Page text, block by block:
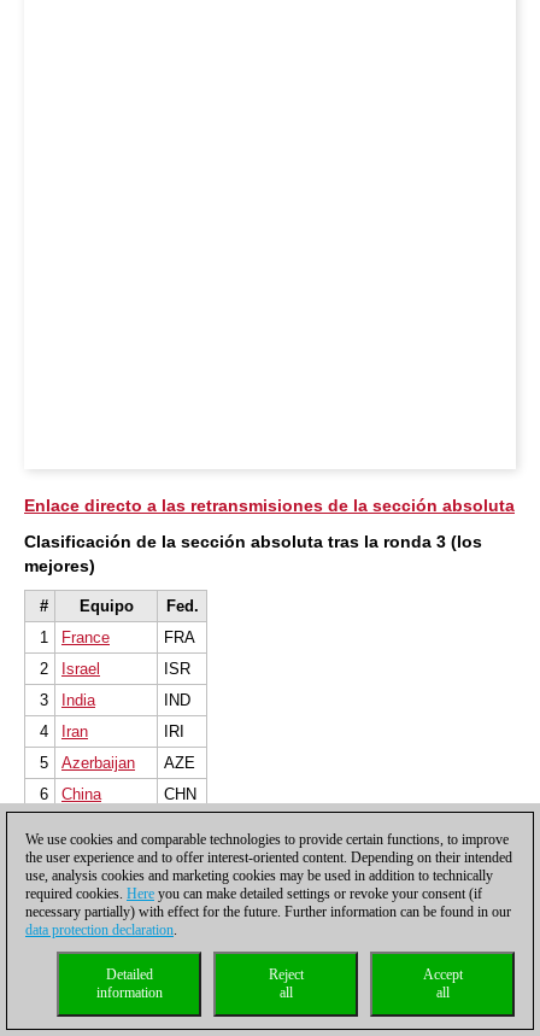
Enlace directo a las retransmisiones de la sección absoluta
Clasificación de la sección absoluta tras la ronda 3 (los
mejores)
# Equipo
Fed.
1
France
FRA
2
Israel
ISR
3
India
IND
4
Iran
IRI
5
Azerbaijan
AZE
6
China
CHN
8
Greece
GRE
Vietnam
VIE
Sweden
SWE
England
ENG
Ukraine
Armenia
ARM
We use cookies and comparable technologies to provide certain functions, to improve
the user experience and to offer interest-oriented content. Depending on their intended
use, analysis cookies and marketing cookies may be used in addition to technically
required cookies. Here you can make detailed settings or revoke your consent (if
necessary partially) with effect for the future. Further information can be found in our
data protection declaration.
Accept
all
Reject
all
Detailed
information